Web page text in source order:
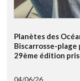
Planètes des
Biscarrosse-
29ème édition
04/06/26